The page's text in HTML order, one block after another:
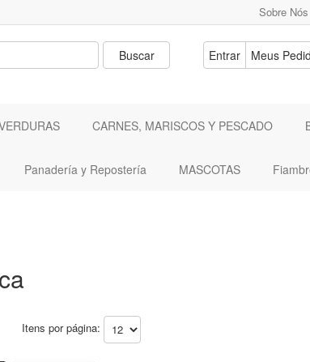
Sobre Nós
Entrar Meus
CARNES, MARISCOS Y PESCADO
Panadería y Repostería MASCOTAS
Itens por página: